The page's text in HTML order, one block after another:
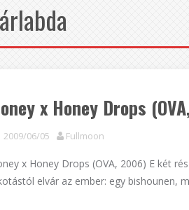
x Honey Drops
2009/06/05 Fullmoon
x Honey Drops (OVA, 2006) E két
elvár az ember: egy bishounen,